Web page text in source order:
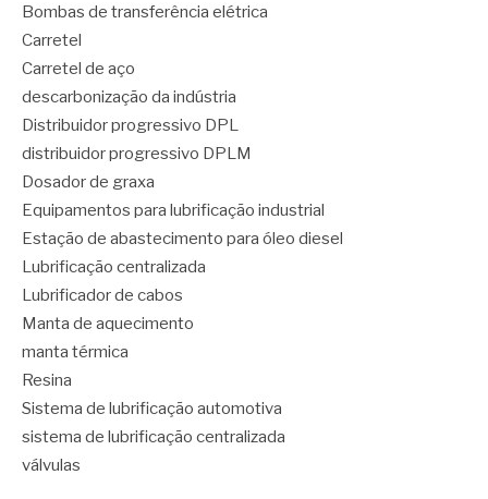
Bombas de transferência elétrica
Carretel
Carretel de aço
descarbonização da indústria
Distribuidor progressivo DPL
distribuidor progressivo DPLM
Dosador de graxa
Equipamentos para lubrificação industrial
Estação de abastecimento para óleo diesel
Lubrificação centralizada
Lubrificador de cabos
Manta de aquecimento
manta térmica
Resina
Sistema de lubrificação automotiva
sistema de lubrificação centralizada
válvulas